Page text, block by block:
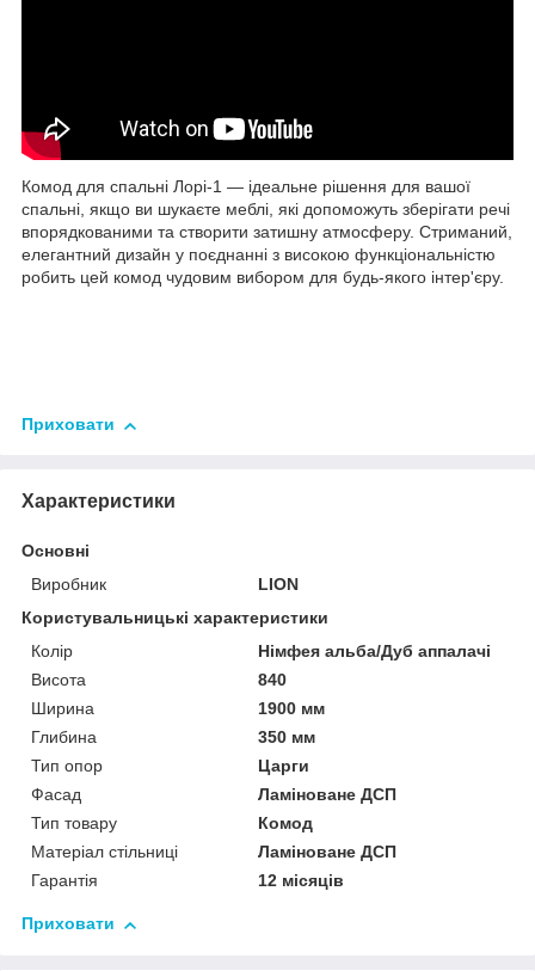
Комод для спальні Лорі-1 — ідеальне рішення для вашої
спальні, якщо ви шукаєте меблі, які допоможуть зберігати речі
впорядкованими та створити затишну атмосферу. Стриманий,
елегантний дизайн у поєднанні з високою функціональністю
робить цей комод чудовим вибором для будь-якого інтер'єру.
Приховати
Характеристики
Основні
Виробник
LION
Користувальницькі характеристики
Колір
Німфея альба/Дуб аппалачі
Висота
840
Ширина
1900 мм
Глибина
350 мм
Тип опор
Царги
Фасад
Ламіноване ДСП
Тип товару
Комод
Матеріал стільниці
Ламіноване ДСП
Гарантія
12 місяців
Приховати